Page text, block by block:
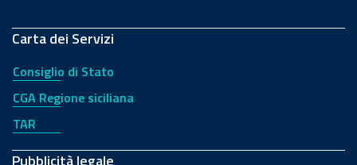
Carta dei Servizi
Consiglio di Stato
CGA Regione siciliana
TAR
Pubblicità legale